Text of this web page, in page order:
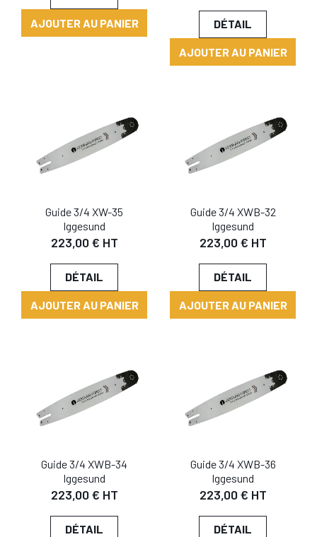
AJOUTER AU PANIER DÉTAIL
AJOUTER AU PANIER
Guide 3/4 XW-35
Iggesund
223,00 € HT
DÉTAIL
AJOUTER AU PANIER
Guide 3/4 XWB-32
Iggesund
223,00 € HT
DÉTAIL
AJOUTER AU PANIER
Guide 3/4 XWB-34
Iggesund
223,00 € HT
DÉTAIL
Guide 3/4 XWB-36
Iggesund
223,00 € HT
DÉTAIL